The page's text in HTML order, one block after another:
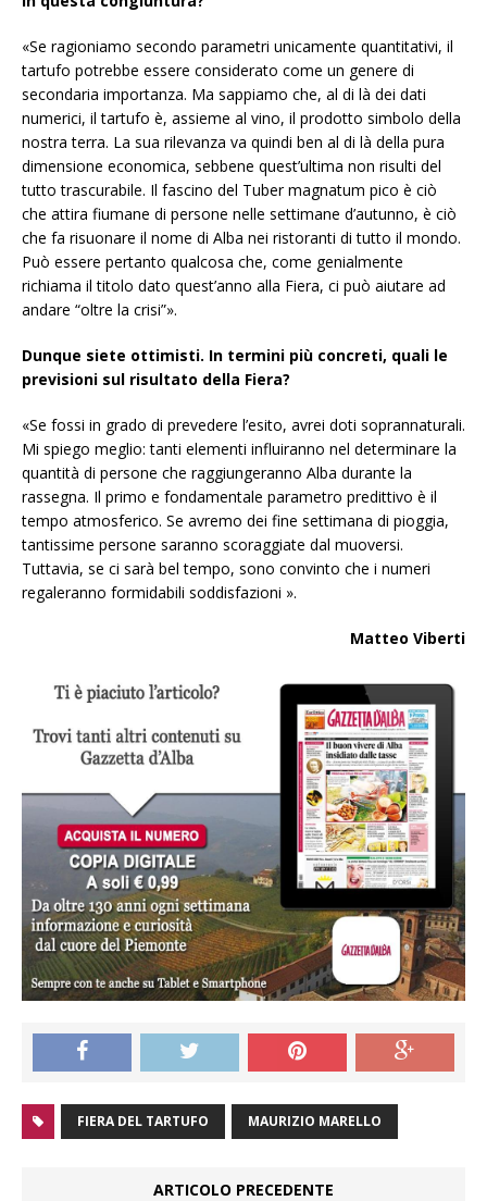
«Se ragioniamo secondo parametri unicamente quantitativi, il
tartufo potrebbe essere considerato come un genere di
secondaria importanza. Ma sappiamo che, al di là dei dati
numerici, il tartufo è, assieme al vino, il prodotto simbolo della
nostra terra. La sua rilevanza va quindi ben al di là della pura
dimensione economica, sebbene quest’ultima non risulti del
tutto trascurabile. Il fascino del Tuber magnatum pico è ciò
che attira fiumane di persone nelle settimane d’autunno, è ciò
che fa risuonare il nome di Alba nei ristoranti di tutto il mondo.
Può essere pertanto qualcosa che, come genialmente
richiama il titolo dato quest’anno alla Fiera, ci può aiutare ad
andare “oltre la crisi”».
Dunque siete ottimisti. In termini più concreti, quali le
previsioni sul risultato della Fiera?
«Se fossi in grado di prevedere l’esito, avrei doti soprannaturali.
Mi spiego meglio: tanti elementi influiranno nel determinare la
quantità di persone che raggiungeranno Alba durante la
rassegna. Il primo e fondamentale parametro predittivo è il
tempo atmosferico. Se avremo dei fine settimana di pioggia,
tantissime persone saranno scoraggiate dal muoversi.
Tuttavia, se ci sarà bel tempo, sono convinto che i numeri
regaleranno formidabili soddisfazioni ».
Matteo Viberti
FIERA DEL TARTUFO MAURIZIO MARELLO
ARTICOLO PRECEDENTE